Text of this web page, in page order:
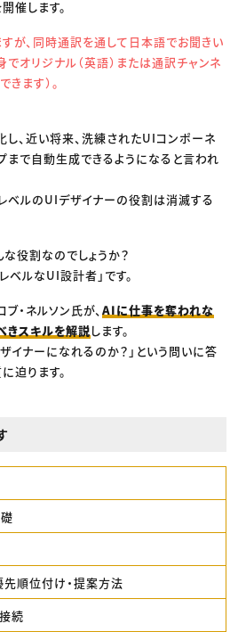
のお知らせ
ョナル×つながる×メディア
催します。
が、同時通訳を通して日本語でお聞きい
でオリジナル（英語）または通訳チャンネ
ます）。
、近い将来、洗練されたUIコンポーネ
まで自動生成できるようになると言われ
ベルのUIデザイナーの役割は消滅する
役割なのでしょうか？
ベルなUI設計者」です。
・ネルソン氏が、AIに仕事を奪われな
きスキルを解説します。
イナーになれるのか？」という問いに答
迫ります。
先順位付け・提案方法
続